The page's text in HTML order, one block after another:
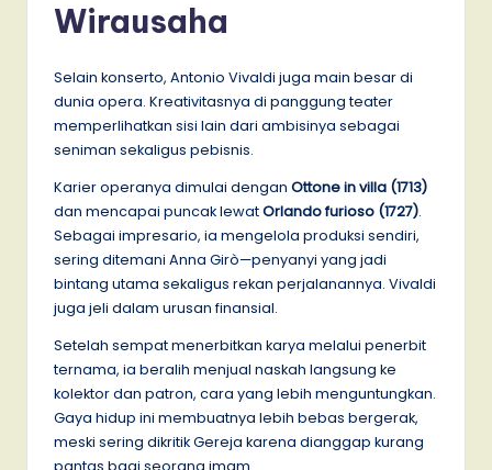
Wirausaha
Selain konserto, Antonio Vivaldi juga main besar di
dunia opera. Kreativitasnya di panggung teater
memperlihatkan sisi lain dari ambisinya sebagai
seniman sekaligus pebisnis.
Karier operanya dimulai dengan Ottone in villa (1713)
dan mencapai puncak lewatOrlando furioso (1727).
Sebagai impresario, ia mengelola produksi sendiri,
sering ditemani Anna Girò—penyanyi yang jadi
bintang utama sekaligus rekan perjalanannya. Vivaldi
juga jeli dalam urusan finansial.
Setelah sempat menerbitkan karya melalui penerbit
ternama, ia beralih menjual naskah langsung ke
kolektor dan patron, cara yang lebih menguntungkan.
Gaya hidup ini membuatnya lebih bebas bergerak,
meski sering dikritik Gereja karena dianggap kurang